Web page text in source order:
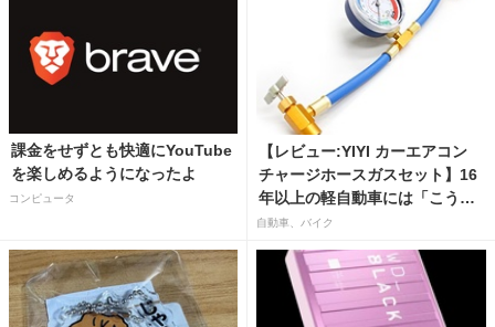
課金をせずとも快適にYouTube
を楽しめるようになったよ
コンピュータ
【レビュー:YIYI カーエアコン
チャージホースガスセット】16
年以上の軽自動車には「こうか
はばつぐんだ」が…
自動車、バイク